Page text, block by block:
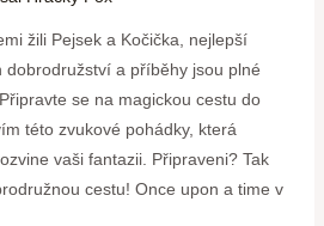
žili Pejsek a Kočička, nejlepší
dobrodružství a příběhy jsou plné
se na ⁣magickou cestu ‌do
této⁤ zvukové pohádky, ‍která
vaši fantazii. Připraveni? Tak
cestu! Once upon a time v